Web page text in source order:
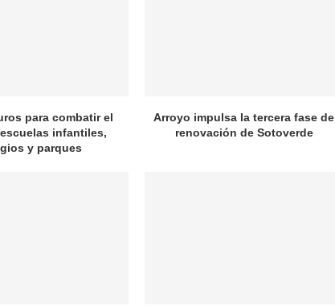
para combatir el
infantiles,
y parques
Arroyo impulsa la tercera fase de
renovación de Sotoverde